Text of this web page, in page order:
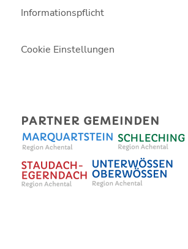
Informationspflicht
Cookie Einstellungen
PARTNER GEMEINDEN